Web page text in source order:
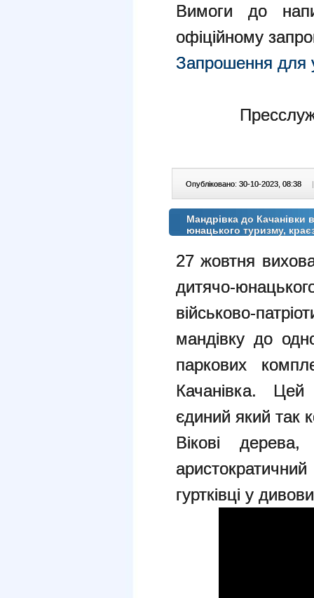
Вимоги до
офіційному
Запрошення для
Опубліковано: 30-10-2023, 08:38 |
Мандрівка до Качанівки
юнацького туризму,
27 жовтня
дитячо-
військово-
мандівку до
паркових
Качанівка.
єдиний який так
Вікові
гуртківці у